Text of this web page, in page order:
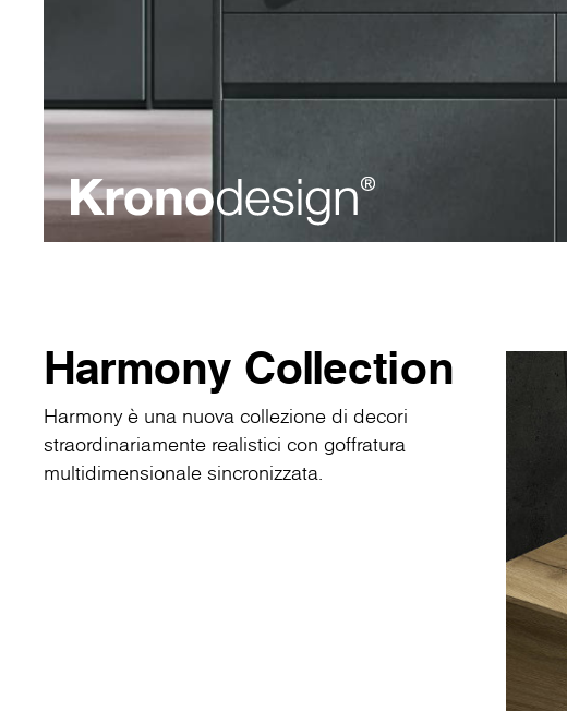
Harmony Collection
Harmony è una nuova collezione di decori
straordinariamente realistici con goffratura
multidimensionale sincronizzata.